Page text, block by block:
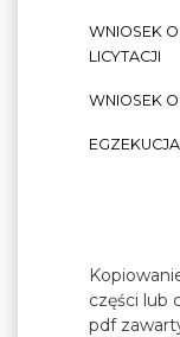
WNIOSEK
LICYTACJI
WNIOSEK
części lub
pdf